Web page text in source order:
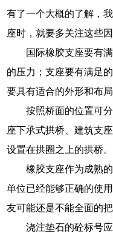
有了一个大概的了解，
座时，就要多关注这些因
国际橡胶支座要有
的压力；支座要有满足
要具有适合的外形和布
按照桥面的位置可
座下承式拱桥、建筑支
设置在拱圈之上的拱桥。
橡胶支座作为成熟
单位已经能够正确的使
友可能还是不能全面的把
浇注垫石的砼标号